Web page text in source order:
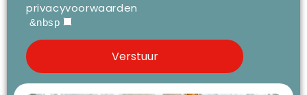
privacyvoorwaarden
&nbsp